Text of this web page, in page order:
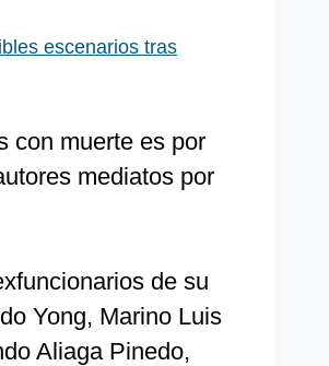
escenarios tras
con muerte es por
mediatos por
de su
Yong, Marino Luis
Aliaga Pinedo,